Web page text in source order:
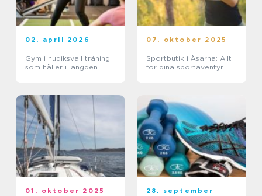
02. april 2026
Gym i hudiksvall träning
som håller i längden
07. oktober 2025
Sportbutik i Åsarna: Allt
för dina sportäventyr
01. oktober 2025
28. september